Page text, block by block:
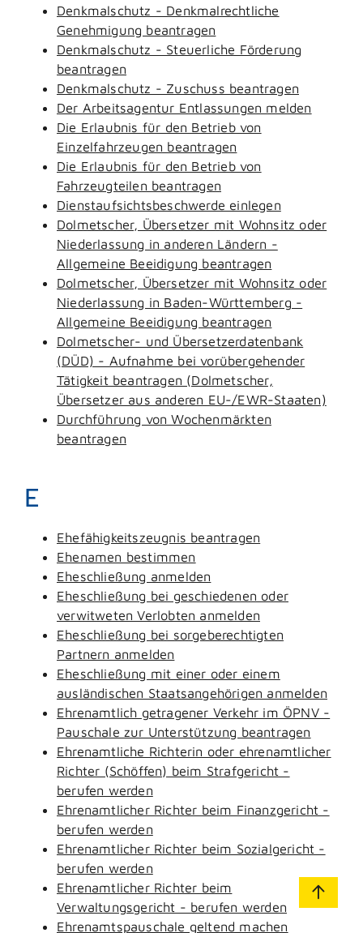
Denkmalschutz - Denkmalrechtliche
Genehmigung beantragen
Denkmalschutz - Steuerliche Förderung
beantragen
Denkmalschutz - Zuschuss beantragen
Der Arbeitsagentur Entlassungen melden
Die Erlaubnis für den Betrieb von
Einzelfahrzeugen beantragen
Die Erlaubnis für den Betrieb von
Fahrzeugteilen beantragen
Dienstaufsichtsbeschwerde einlegen
Dolmetscher, Übersetzer mit Wohnsitz oder
Niederlassung in anderen Ländern -
Allgemeine Beeidigung beantragen
Dolmetscher, Übersetzer mit Wohnsitz oder
Niederlassung in Baden-Württemberg -
Allgemeine Beeidigung beantragen
Dolmetscher- und Übersetzerdatenbank
(DÜD) - Aufnahme bei vorübergehender
Tätigkeit beantragen (Dolmetscher,
Übersetzer aus anderen EU-/EWR-Staaten)
Durchführung von Wochenmärkten
beantragen
E
Ehefähigkeitszeugnis beantragen
Ehenamen bestimmen
Eheschließung anmelden
Eheschließung bei geschiedenen oder
verwitweten Verlobten anmelden
Eheschließung bei sorgeberechtigten
Partnern anmelden
Eheschließung mit einer oder einem
ausländischen Staatsangehörigen anmelden
Ehrenamtlich getragener Verkehr im ÖPNV -
Pauschale zur Unterstützung beantragen
Ehrenamtliche Richterin oder ehrenamtlicher
Richter (Schöffen) beim Strafgericht -
berufen werden
Ehrenamtlicher Richter beim Finanzgericht -
berufen werden
Ehrenamtlicher Richter beim Sozialgericht -
berufen werden
Ehrenamtlicher Richter beim
Verwaltungsgericht - berufen werden
Ehrenamtspauschale geltend machen